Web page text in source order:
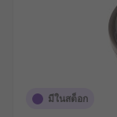
มีในสต็อก